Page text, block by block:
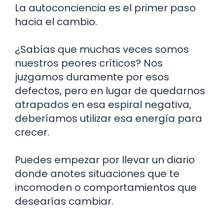
La autoconciencia es el primer paso
hacia el cambio.
¿Sabías que muchas veces somos
nuestros peores críticos? Nos
juzgamos duramente por esos
defectos, pero en lugar de quedarnos
atrapados en esa espiral negativa,
deberíamos utilizar esa energía para
crecer.
Puedes empezar por llevar un diario
donde anotes situaciones que te
incomoden o comportamientos que
desearías cambiar.